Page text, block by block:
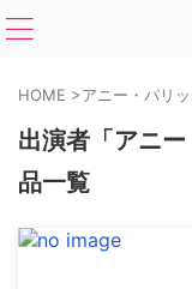
HOME >アニー・パリ
出演者「アニ
品一覧